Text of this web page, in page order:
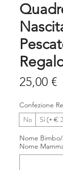
25,00 €
Confezione
No Sì (+ €
Nome
Nome